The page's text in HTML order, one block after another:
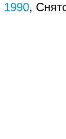
1990,